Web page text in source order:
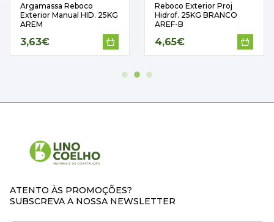
Argamassa Reboco
Exterior Manual HID. 25KG
AREM
3,63€
Reboco Exterior Proj
Hidrof. 25KG BRANCO
AREF-B
4,65€
ATENTO ÀS PROMOÇÕES?
SUBSCREVA A NOSSA NEWSLETTER